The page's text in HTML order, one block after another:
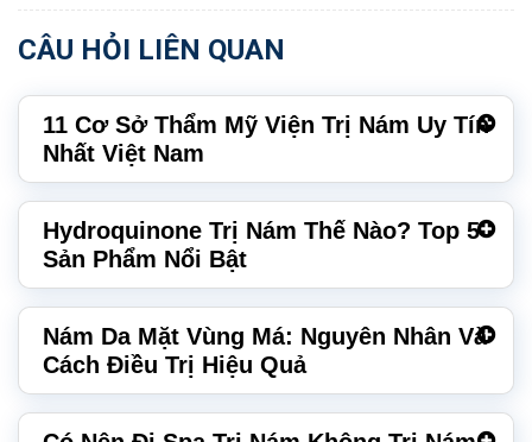
CÂU HỎI LIÊN QUAN
11 Cơ Sở Thẩm Mỹ Viện Trị Nám Uy Tín
Nhất Việt Nam
Hydroquinone Trị Nám Thế Nào? Top 5
Sản Phẩm Nổi Bật
Nám Da Mặt Vùng Má: Nguyên Nhân Và
Cách Điều Trị Hiệu Quả